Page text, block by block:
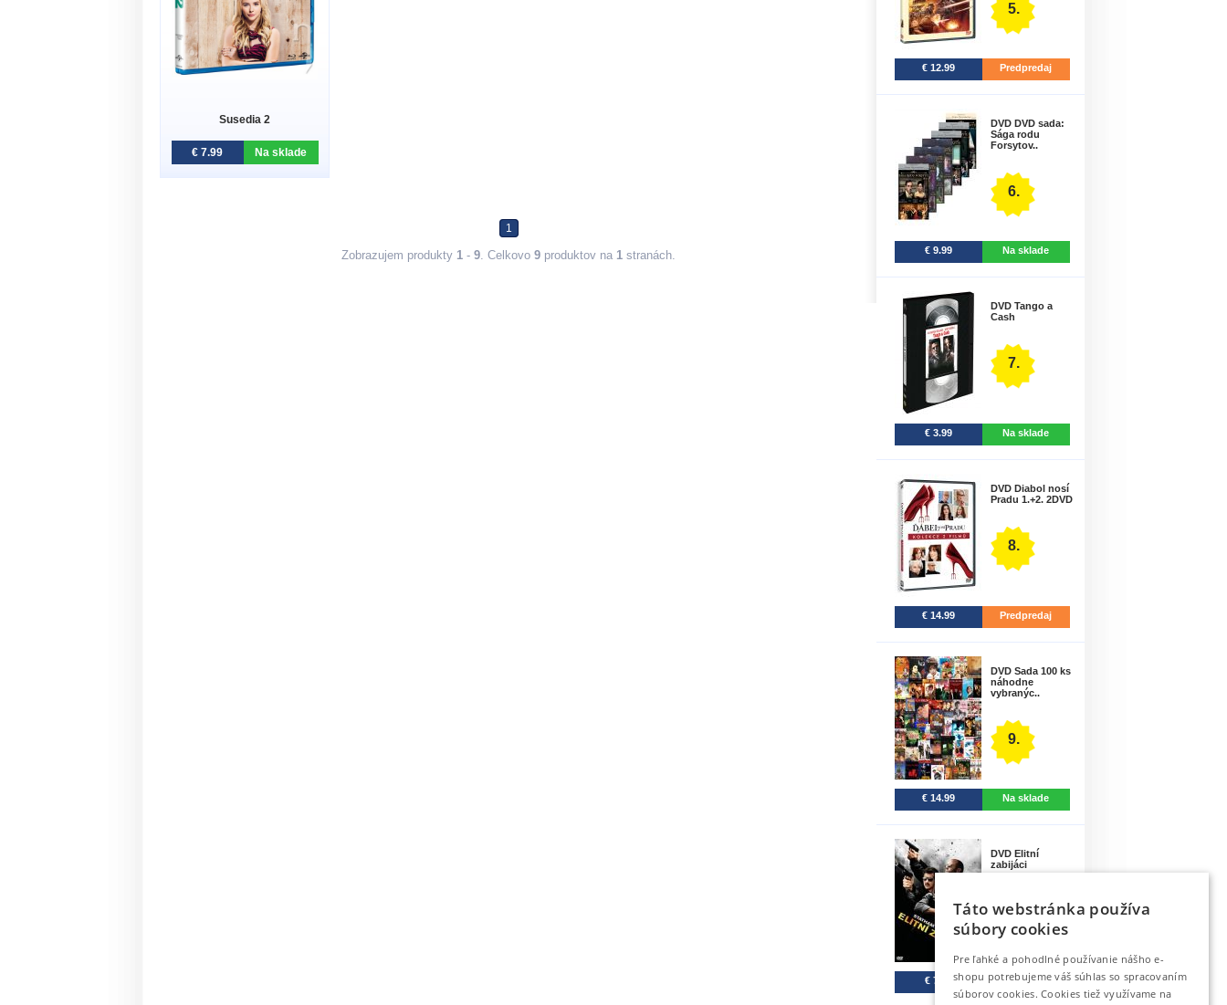
Susedia 2
€ 7.99 Na sklade
1
Zobrazujem produkty 1 - 9. Celkovo 9 produktov na 1 stranách.
5.
€ 12.99 Predpredaj
DVD DVD sada:
Sága rodu
Forsytov..
6.
€ 9.99 Na sklade
DVD Tango a
Cash
7.
€ 3.99 Na sklade
DVD Diabol nosí
Pradu 1.+2. 2DVD
8.
€ 14.99 Predpredaj
DVD Sada 100 ks
náhodne
vybranýc..
9.
€ 14.99 Na sklade
DVD Elitní
zabijáci
10.
€ 7.99 7-30 dní
Táto webstránka používa
súbory cookies
Pre ľahké a pohodlné používanie nášho e-
shopu potrebujeme váš súhlas so spracovaním
súborov cookies. Cookies tiež využívame na